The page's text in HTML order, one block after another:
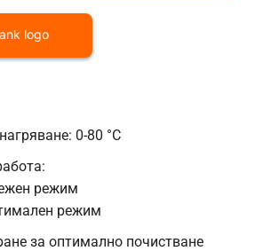
0-80 °C
режим
режим
за оптимално почистване